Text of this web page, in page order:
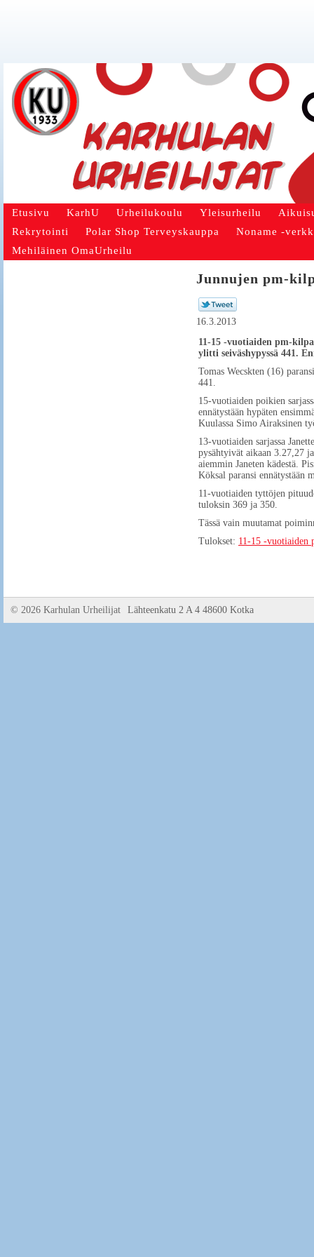
Etusivu KarhU Urheilukoulu Yleisurheilu
Rekrytointi
Polar Shop Terveyskauppa
Noname -
Mehiläinen OmaUrheilu
Junnujen pm-
16.3.2013
11-15 -vuotiaiden pm-
ylitti seiväshypyssä 441.
Tomas Wecskten (16)
441.
15-vuotiaiden poikien
ennätystään hypäten
Kuulassa Simo Airaksinen
13-vuotiaiden sarjassa
pysähtyivät aikaan 3.27,27
aiemmin Janeten kädestä.
Köksal paransi ennätystään
11-vuotiaiden tyttöjen
tuloksin 369 ja 350.
Tässä vain muutamat
Tulokset: 11-15 -vuotiaiden
© 2026 Karhulan Urheilijat Lähteenkatu 2 A 4 48600 Kotka